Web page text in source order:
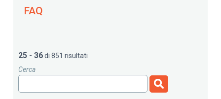
FAQ
25 - 36di 851 risultati
Cerca